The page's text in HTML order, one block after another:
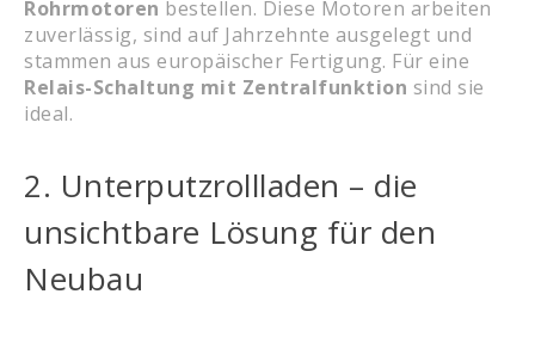
Rohrmotoren bestellen. Diese Motoren arbeiten
zuverlässig, sind auf Jahrzehnte ausgelegt und
stammen aus europäischer Fertigung. Für eine
Relais-Schaltung mit Zentralfunktion sind sie
ideal.
2. Unterputzrollladen – die
unsichtbare Lösung für den
Neubau